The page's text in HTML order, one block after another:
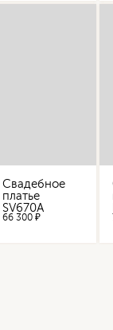
Свадебное
платье
SV670A
66 300 ₽